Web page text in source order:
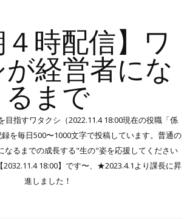
４時配信】ワ
経営者にな
るまで
目指すワタクシ（2022.11.4 18:00現在の役職「係
を毎日500〜1000文字で投稿しています。普通の
なるまでの成長する"生の"姿を応援してください
2032.11.4 18:00】です〜、★2023.4.1より課長に昇
進しました！